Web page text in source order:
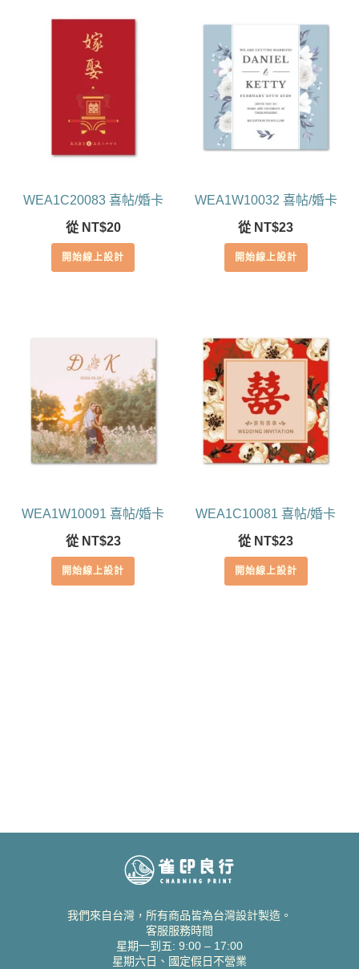
WEA1C20083 喜帖/婚卡
從 NT$20
開始線上設計
WEA1W10032 喜帖/婚卡
從 NT$23
開始線上設計
WEA1W10091 喜帖/婚卡
從 NT$23
開始線上設計
WEA1C10081 喜帖/婚卡
從 NT$23
開始線上設計
我們來自台灣，所有商品皆為台灣設計製造。
客服服務時間
星期一到五: 9:00 – 17:00
星期六日、國定假日不營業